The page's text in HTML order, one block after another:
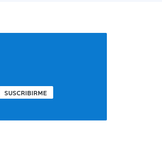
SUSCRIBIRME